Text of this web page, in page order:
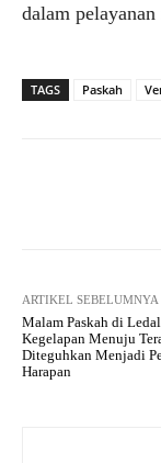
dalam
TAGS Paskah
ARTIKEL SEBELUMNYA
Malam Paskah di
Kegelapan Menuju
Diteguhkan Menjadi
Harapan